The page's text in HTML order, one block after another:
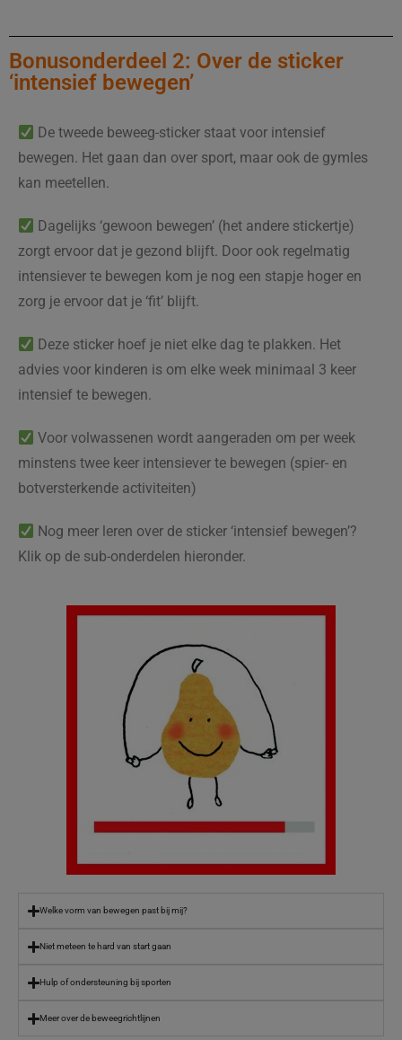
Bonusonderdeel 2: Over de sticker
‘intensief bewegen’
De tweede beweeg-sticker staat voor intensief
bewegen. Het gaan dan over sport, maar ook de gymles
kan meetellen.
Dagelijks ‘gewoon bewegen’ (het andere stickertje)
zorgt ervoor dat je gezond blijft. Door ook regelmatig
intensiever te bewegen kom je nog een stapje hoger en
zorg je ervoor dat je ‘fit’ blijft.
Deze sticker hoef je niet elke dag te plakken. Het
advies voor kinderen is om elke week minimaal 3 keer
intensief te bewegen.
Voor volwassenen wordt aangeraden om per week
minstens twee keer intensiever te bewegen (spier- en
botversterkende activiteiten)
Nog meer leren over de sticker ‘intensief bewegen’?
Klik op de sub-onderdelen hieronder.
Welke vorm van bewegen past bij mij?
Niet meteen te hard van start gaan
Hulp of ondersteuning bij sporten
Meer over de beweegrichtlijnen